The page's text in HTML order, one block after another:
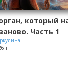
который
Часть 1
г.